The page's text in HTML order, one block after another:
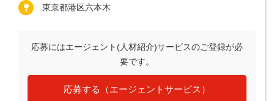
東京都港区六本木
応募にはエージェント(人材紹介)サービスのご登録が必
要です。
応募する（エージェントサービス）